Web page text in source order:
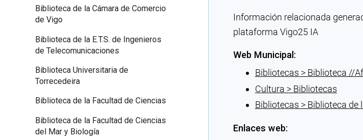
Información relacionada
plataforma Vigo25 IA
Web Municipal:
Bibliotecas > Biblioteca //
Cultura > Bibliotecas
Bibliotecas > Biblioteca de
Enlaces web:
Biblioteca de la Cámara de Comercio
de Vigo
Biblioteca de la E.T.S. de Ingenieros
de Telecomunicaciones
Biblioteca Universitaria de
Torrecedeira
Biblioteca de la Facultad de Ciencias
Biblioteca de la Facultad de Ciencias
del Mar y Biología